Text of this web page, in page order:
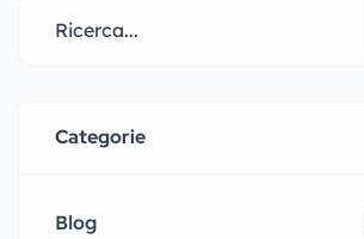
Categorie
Blog